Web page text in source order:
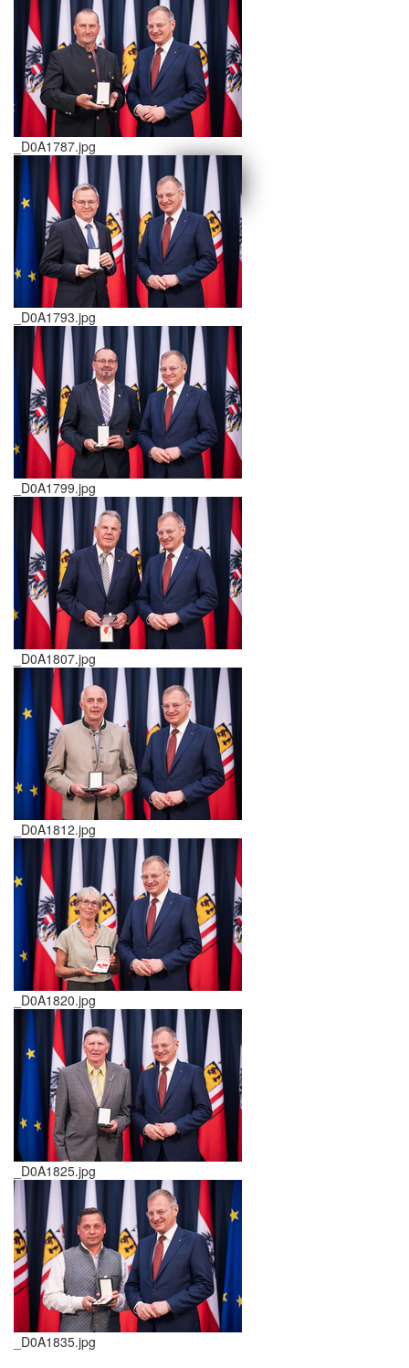
schließen X
<<
>>
_D0A1787.jpg
_D0A1793.jpg
_D0A1799.jpg
_D0A1807.jpg
_D0A1812.jpg
_D0A1820.jpg
_D0A1825.jpg
_D0A1835.jpg